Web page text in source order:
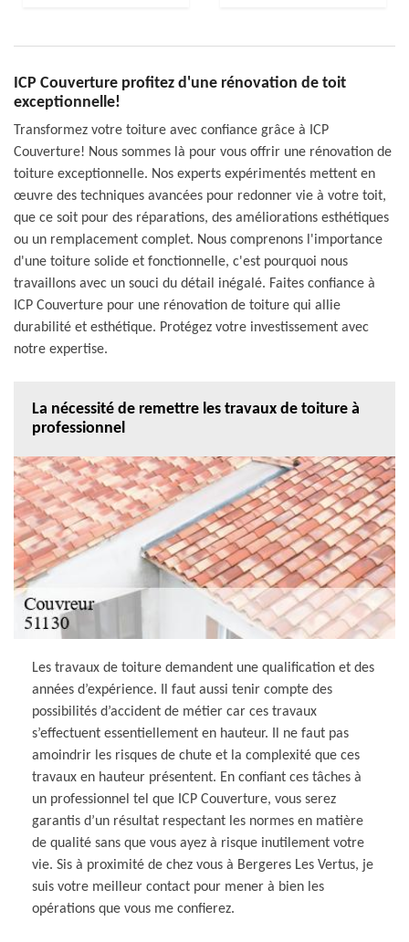
ICP Couverture profitez d'une rénovation de toit
exceptionnelle!
Transformez votre toiture avec confiance grâce à ICP
Couverture! Nous sommes là pour vous offrir une rénovation de
toiture exceptionnelle. Nos experts expérimentés mettent en
œuvre des techniques avancées pour redonner vie à votre toit,
que ce soit pour des réparations, des améliorations esthétiques
ou un remplacement complet. Nous comprenons l'importance
d'une toiture solide et fonctionnelle, c'est pourquoi nous
travaillons avec un souci du détail inégalé. Faites confiance à
ICP Couverture pour une rénovation de toiture qui allie
durabilité et esthétique. Protégez votre investissement avec
notre expertise.
La nécessité de remettre les travaux de toiture à
professionnel
Les travaux de toiture demandent une qualification et des
années d’expérience. Il faut aussi tenir compte des
possibilités d’accident de métier car ces travaux
s’effectuent essentiellement en hauteur. Il ne faut pas
amoindrir les risques de chute et la complexité que ces
travaux en hauteur présentent. En confiant ces tâches à
un professionnel tel que ICP Couverture, vous serez
garantis d’un résultat respectant les normes en matière
de qualité sans que vous ayez à risque inutilement votre
vie. Sis à proximité de chez vous à Bergeres Les Vertus, je
suis votre meilleur contact pour mener à bien les
opérations que vous me confierez.